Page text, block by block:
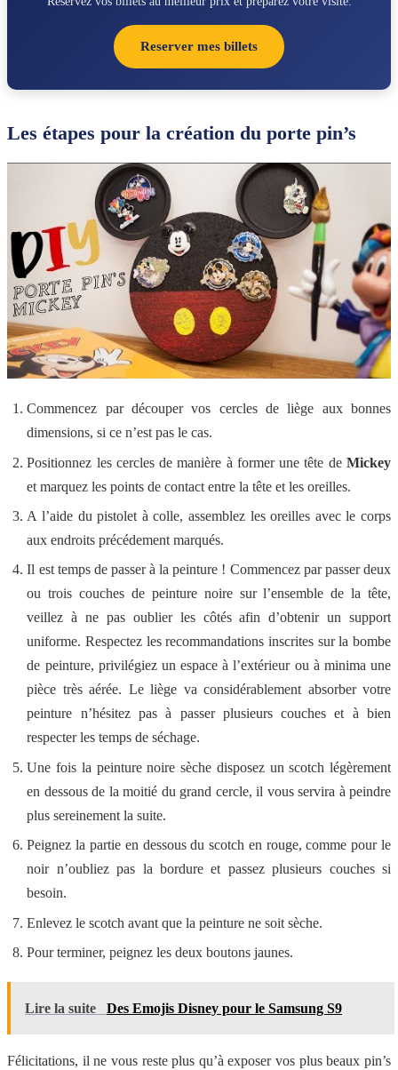
Reserver mes billets
Les étapes pour la création du porte pin’s
Commencez par découper vos cercles de liège aux bonnes
dimensions, si ce n’est pas le cas.
Positionnez les cercles de manière à former une tête de Mickey
et marquez les points de contact entre la tête et les oreilles.
A l’aide du pistolet à colle, assemblez les oreilles avec le corps
aux endroits précédement marqués.
Il est temps de passer à la peinture ! Commencez par passer deux
ou trois couches de peinture noire sur l’ensemble de la tête,
veillez à ne pas oublier les côtés afin d’obtenir un support
uniforme. Respectez les recommandations inscrites sur la bombe
de peinture, privilégiez un espace à l’extérieur ou à minima une
pièce très aérée. Le liège va considérablement absorber votre
peinture n’hésitez pas à passer plusieurs couches et à bien
respecter les temps de séchage.
Une fois la peinture noire sèche disposez un scotch légèrement
en dessous de la moitié du grand cercle, il vous servira à peindre
plus sereinement la suite.
Peignez la partie en dessous du scotch en rouge, comme pour le
noir n’oubliez pas la bordure et passez plusieurs couches si
besoin.
Enlevez le scotch avant que la peinture ne soit sèche.
Pour terminer, peignez les deux boutons jaunes.
Lire la suite Des Emojis Disney pour le Samsung S9
Félicitations, il ne vous reste plus qu’à exposer vos plus beaux pin’s